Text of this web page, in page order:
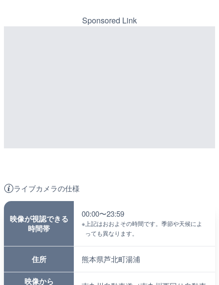
ライブカメラの仕様
映像が視認できる
時間帯
00:00〜23:59
※ 上記はおおよその時間です。季節や天候によ
っても異なります。
住所 熊本県芦北町湯浦
映像から
Sponsored Link